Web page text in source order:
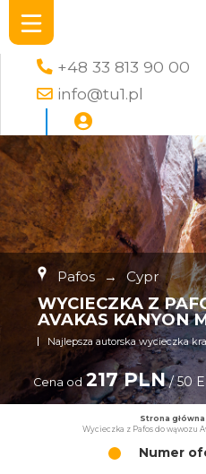
+48 33 813 90 00
info@tu1.pl
Pafos → Cypr
WYCIECZKA Z
AVAKAS KANYON
Najlepsza autorska wycieczka
Cena od 217 PLN/ 50
Strona główna
Wycieczka z Pafos do wąwozu
Numer